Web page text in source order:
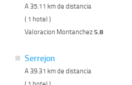
A 35.11 km de distancia
( 1 hotel )
Valoracion Montanchez5.8
Serrejon
A 39.31 km de distancia